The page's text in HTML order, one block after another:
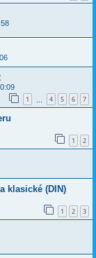
1 4 5 6 7
1 2
klasické (DIN)
1 2 3